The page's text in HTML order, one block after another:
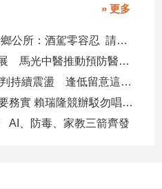
» 更多
副主任涉酒駕肇事 吉安鄉公所：酒駕零容忍 請辭獲准
攜AI科技參展高齡健康展 馬光中醫推動預防醫學迎接長壽新經濟
台股力守4萬4！法人研判持續震盪 逢低留意這些族群
柯志恩競辦批雙語教育要務實 賴瑞隆競辦駁勿唱衰高雄
AI、防毒、家教三箭齊發